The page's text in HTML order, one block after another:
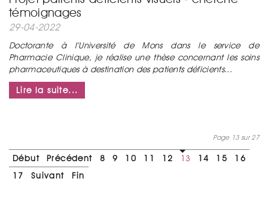
témoignages
29-04-2022
Doctorante à l’Université de Mons dans le service de
Pharmacie Clinique, je réalise une thèse concernant les soins
pharmaceutiques à destination des patients déficients...
Lire la suite...
Page 13 sur 27
Début Précédent 8 9 10 11 12 13 14 15
16
17
Suivant Fin